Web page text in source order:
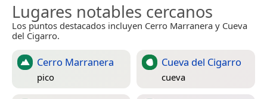
Lugares notables cercanos
Los puntos destacados incluyen Cerro Marranera y Cueva
del Cigarro.
Cerro Marranera
pico
Cueva del Cigarro
cueva